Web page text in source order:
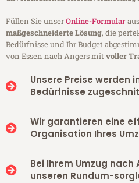
Füllen Sie unserOnline-Formular
maßgeschneiderte Lösung, die
Bedürfnisse und Ihr Budget
von Essen nach Angers mitvoller
Unsere Preise werden
Bedürfnisse
Wir garantieren eine
Organisation Ihres
Bei Ihrem Umzug nach
unseren Rundum-